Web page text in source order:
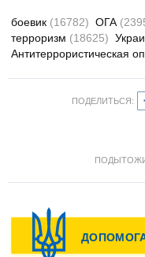
боевик (16782) ОГА
терроризм (18625)
Антитеррористическая
ПОДЕЛИТЬСЯ: